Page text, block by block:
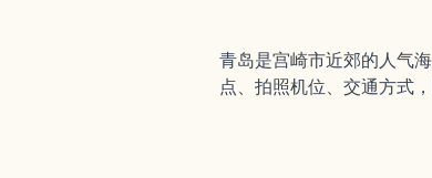
青岛是宫崎市近郊的人气
点、拍照机位、交通方式